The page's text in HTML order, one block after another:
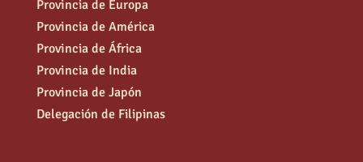
Provincia de Europa
Provincia de América
Provincia de África
Provincia de India
Provincia de Japón
Delegación de Filipinas